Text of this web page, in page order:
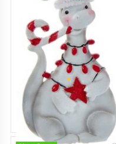
Игрушка на елку "Дракоша
белый" 10 см
19 BYN